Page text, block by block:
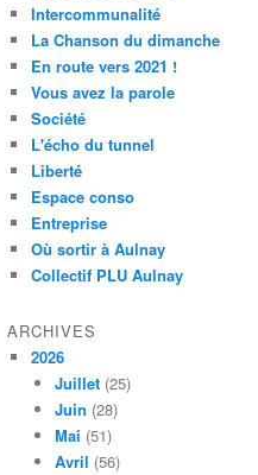
Intercommunalité
La Chanson du dimanche
En route vers 2021 !
Vous avez la parole
Société
L'écho du tunnel
Liberté
Espace conso
Entreprise
Où sortir à Aulnay
Collectif PLU Aulnay
ARCHIVES
2026
Juillet (25)
Juin (28)
Mai (51)
Avril (56)